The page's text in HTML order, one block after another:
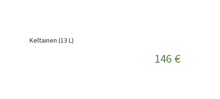
Keltainen (13 L)
146 €